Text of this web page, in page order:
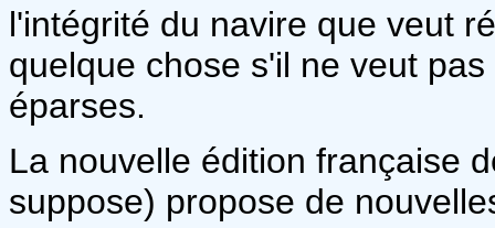
l'intégrité du navire que veut
quelque chose s'il ne veut
éparses.
La nouvelle édition française
suppose) propose de